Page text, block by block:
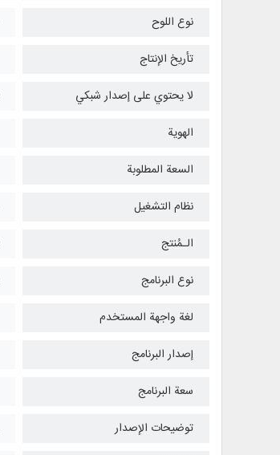
نوع اللوح
تأريخ الإنتاج
لا يحتوي على إصدار شبكي
الهوية
السعة المطلوبة
نظام التشغیل
الـمُنتج
نوع البرنامج
لغة واجهة المستخدم
إصدار البرنامج
سعة البرنامج
توضيحات الإصدار